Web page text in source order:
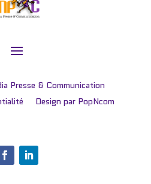
Presse & Communication
Design par PopNcom